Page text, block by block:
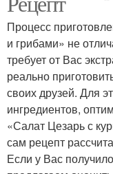
Процесс
и грибами» не
требует от Вас
реально
своих друзей. Для
ингредиентов,
«Салат Цезарь с
сам рецепт
Если у Вас